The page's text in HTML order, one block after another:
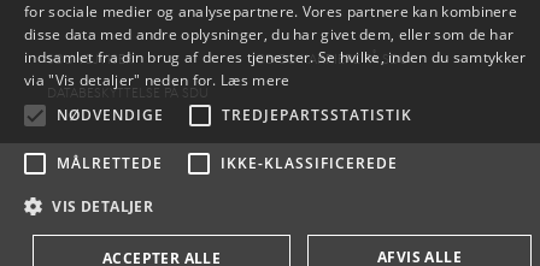
SDU VEJVISER
JOB OG KARRIERE PÅ SDU
DATABESKYTTELSE PÅ SDU
ENGLISH
for sociale medier og analysepartnere. Vores partnere kan kombinere
disse data med andre oplysninger, du har givet dem, eller som de har
indsamlet fra din brug af deres tjenester. Se hvilke, inden du samtykker
via "Vis detaljer" neden for. Læs mere
NØDVENDIGE
TREDJEPARTSSTATISTIK
MÅLRETTEDE IKKE-KLASSIFICEREDE
VIS DETALJER
ACCEPTER ALLE AFVIS ALLE